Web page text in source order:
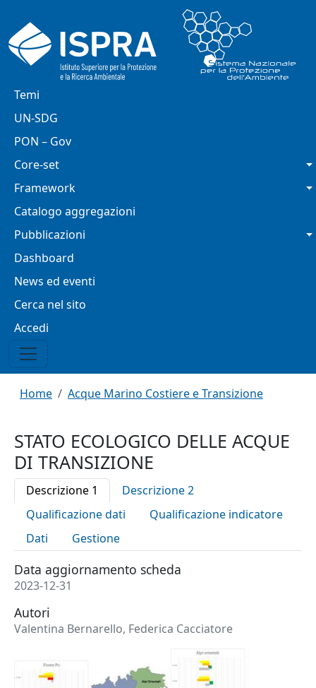
Navigazione principale
Temi
UN-SDG
PON – Gov
Core-set
Framework
Catalogo aggregazioni
Pubblicazioni
Dashboard
News ed eventi
Cerca nel sito
Menu profilo utente
Accedi
Briciole di pane
Home Acque Marino Costiere e Transizione
STATO ECOLOGICO DELLE ACQUE
DI TRANSIZIONE
Descrizione 1
Descrizione 2
Qualificazione dati
Qualificazione indicatore
Dati
Gestione
Data aggiornamento scheda
2023-12-31
Autori
Valentina Bernarello, Federica Cacciatore